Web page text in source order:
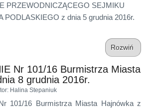
PRZEWODNICZĄCEGO SEJMIKU
PODLASKIEGO z dnia 5 grudnia 2016r.
Rozwiń
Nr 101/16 Burmistrza Miasta
8 grudnia 2016r.
: Halina Stepaniuk
101/16 Burmistrza Miasta Hajnówka z